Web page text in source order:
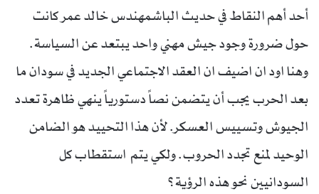
أحد أهم النقاط في حديث الباشمهندس خالد عمر كانت
حول ضرورة وجود جيش مهني واحد يبتعد عن السياسة.
وهنا اود ان اضيف ان العقد الاجتماعي الجديد في سودان ما
بعد الحرب يجب أن يتضمن نصاً دستورياً ينهي ظاهرة تعدد
الجيوش وتسييس العسكر. لأن هذا التحييد هو الضامن
الوحيد لمنع تجدد الحروب. ولكي يتم استقطاب كل
السودانيين نحو هذه الرؤية؟